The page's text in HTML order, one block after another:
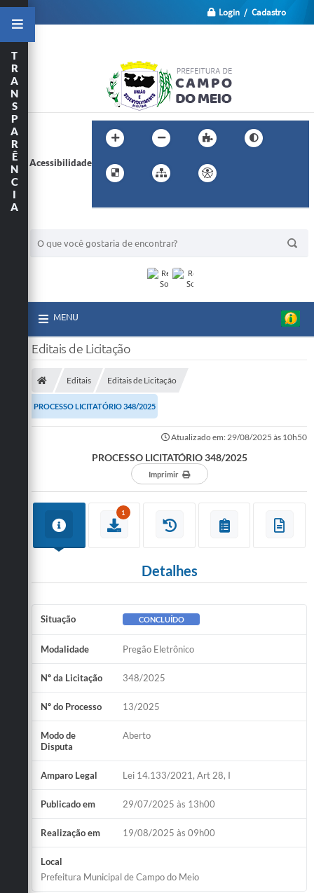
Login / Cadastro
Acessibilidade
MENU
T
R
A
N
S
P
A
R
Ê
N
C
I
A
Editais de Licitação
Editais Editais de Licitação
PROCESSO LICITATÓRIO 348/2025
Atualizado em: 29/08/2025 às 10h50
PROCESSO LICITATÓRIO 348/2025
Imprimir
1
Detalhes
Situação CONCLUÍDO
Modalidade Pregão Eletrônico
Nº da Licitação 348/2025
Nº do Processo 13/2025
Modo de
Disputa
Aberto
Amparo Legal Lei 14.133/2021, Art 28, I
Publicado em 29/07/2025 às 13h00
Realização em 19/08/2025 às 09h00
Local
Prefeitura Municipal de Campo do Meio